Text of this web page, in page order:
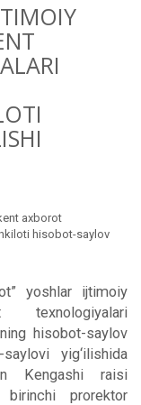
axborot
hisobot-saylov
yoshlar ijtimoiy
texnologiyalari
hisobot-saylov
yig‘ilishida
Kengashi raisi
birinchi prorektor